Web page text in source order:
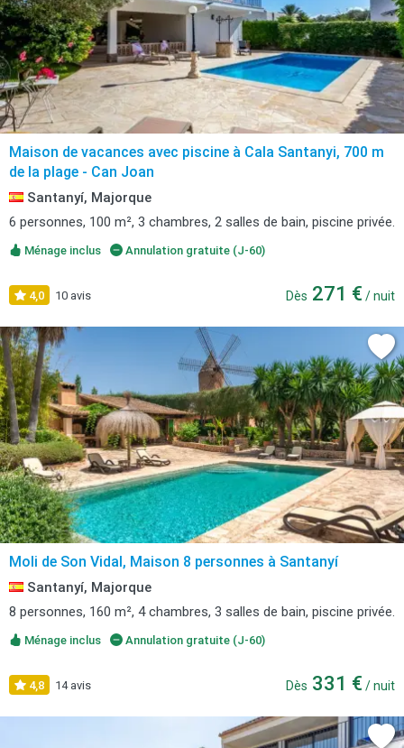
Maison de vacances avec piscine à Cala Santanyi, 700 m
de la plage - Can Joan
Santanyí, Majorque
6 personnes, 100 m², 3 chambres, 2 salles de bain, piscine privée.
Ménage inclus Annulation gratuite (J-60)
4,0 10 avis Dès 271 € / nuit
Moli de Son Vidal, Maison 8 personnes à Santanyí
Santanyí, Majorque
8 personnes, 160 m², 4 chambres, 3 salles de bain, piscine privée.
Ménage inclus Annulation gratuite (J-60)
4,8 14 avis Dès 331 € / nuit